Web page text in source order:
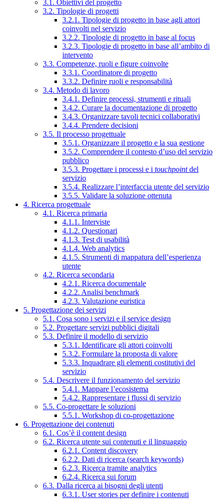
3.1. Obiettivi del progetto
3.2. Tipologie di progetti
3.2.1. Tipologie di progetto in base agli attori
coinvolti nel servizio
3.2.2. Tipologie di progetto in base al focus
3.2.3. Tipologie di progetto in base all’ambito di
intervento
3.3. Competenze, ruoli e figure coinvolte
3.3.1. Coordinatore di progetto
3.3.2. Definire ruoli e responsabilità
3.4. Metodo di lavoro
3.4.1. Definire processi, strumenti e rituali
3.4.2. Curare la documentazione di progetto
3.4.3. Organizzare tavoli tecnici collaborativi
3.4.4. Prendere decisioni
3.5. Il processo progettuale
3.5.1. Organizzare il progetto e la sua gestione
3.5.2. Comprendere il contesto d’uso del servizio
pubblico
3.5.3. Progettare i processi e i touchpointdel
servizio
3.5.4. Realizzare l’interfaccia utente del servizio
3.5.5. Validare la soluzione ottenuta
4. Ricerca progettuale
4.1. Ricerca primaria
4.1.1. Interviste
4.1.2. Questionari
4.1.3. Test di usabilità
4.1.4. Web analytics
4.1.5. Strumenti di mappatura dell’esperienza
utente
4.2. Ricerca secondaria
4.2.1. Ricerca documentale
4.2.2. Analisi benchmark
4.2.3. Valutazione euristica
5. Progettazione dei servizi
5.1. Cosa sono i servizi e il service design
5.2. Progettare servizi pubblici digitali
5.3. Definire il modello di servizio
5.3.1. Identificare gli attori coinvolti
5.3.2. Formulare la proposta di valore
5.3.3. Inquadrare gli elementi costitutivi del
servizio
5.4. Descrivere il funzionamento del servizio
5.4.1. Mappare l’ecosistema
5.4.2. Rappresentare i flussi di servizio
5.5. Co-progettare le soluzioni
5.5.1. Workshop di co-progettazione
6. Progettazione dei contenuti
6.1. Cos’è il content design
6.2. Ricerca utente sui contenuti e il linguaggio
6.2.1. Content discovery
6.2.2. Dati di ricerca (search keywords)
6.2.3. Ricerca tramite analytics
6.2.4. Ricerca sui forum
6.3. Dalla ricerca ai bisogni degli utenti
6.3.1. User stories per definire i contenuti